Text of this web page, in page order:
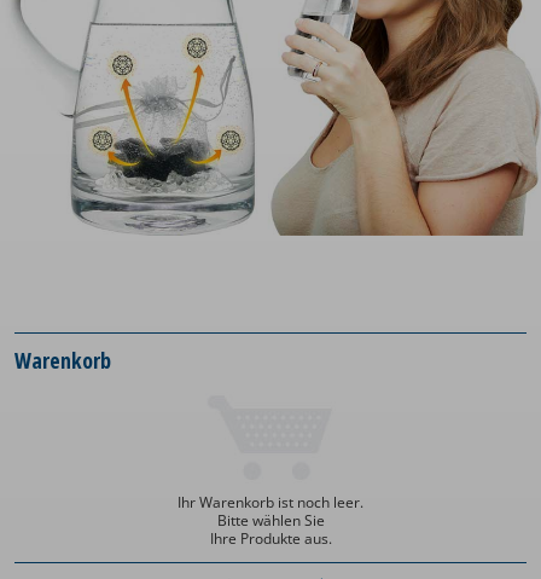
Warenkorb
Ihr Warenkorb ist noch leer.
Bitte wählen Sie
Ihre Produkte aus.